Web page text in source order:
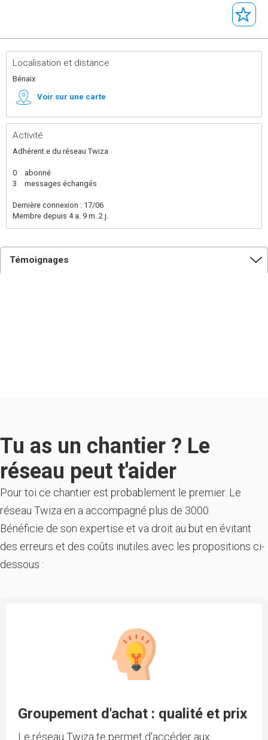
Localisation et distance
Bénaix
Voir sur une carte
Activité
Adhérent.e du réseau Twiza
0
abonné
3
messages échangés
Dernière connexion : 17/06
Membre depuis 4 a. 9 m. 2 j.
Témoignages
Tu as un chantier ? Le
réseau peut t'aider
Pour toi ce chantier est probablement le premier. Le
réseau Twiza en a accompagné plus de 3000.
Bénéficie de son expertise et va droit au but en évitant
des erreurs et des coûts inutiles avec les propositions ci-
dessous :
Groupement d'achat : qualité et prix
Le réseau Twiza te permet d'accéder aux